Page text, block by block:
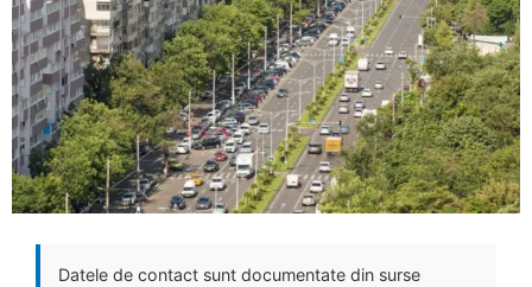
Datele de contact sunt documentate din surse